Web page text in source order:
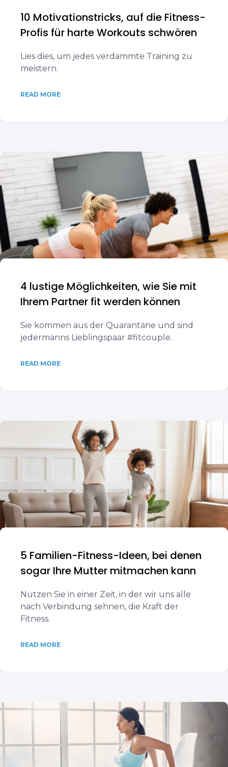
10 Motivationstricks, auf die Fitness-
Profis für harte Workouts schwören
Lies dies, um jedes verdammte Training zu
meistern.
READ MORE
4 lustige Möglichkeiten, wie Sie mit
Ihrem Partner fit werden können
Sie kommen aus der Quarantäne und sind
jedermanns Lieblingspaar #fitcouple.
READ MORE
5 Familien-Fitness-Ideen, bei denen
sogar Ihre Mutter mitmachen kann
Nutzen Sie in einer Zeit, in der wir uns alle
nach Verbindung sehnen, die Kraft der
Fitness.
READ MORE